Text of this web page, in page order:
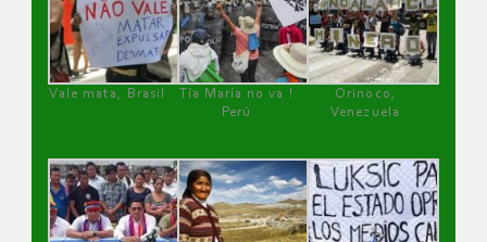
Vale mata, Brasil
Tía María no va !
Perú
Orinoco,
Venezuela